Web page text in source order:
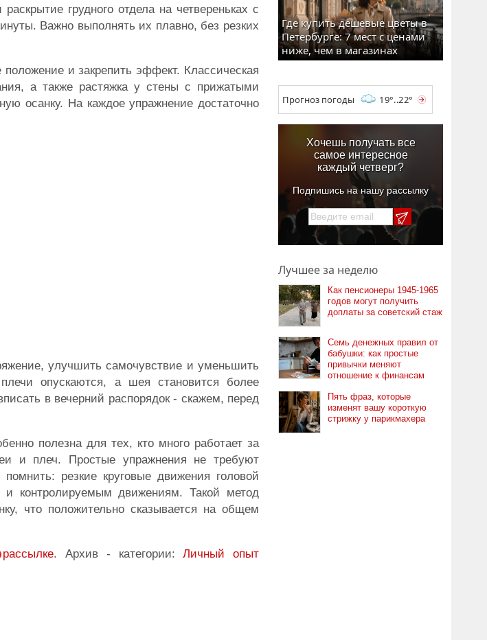
грудного отдела на четвереньках с
Важно выполнять их плавно, без резких
и закрепить эффект. Классическая
а также растяжка у стены с прижатыми
осанку. На каждое упражнение достаточно
улучшить самочувствие и уменьшить
опускаются, а шея становится более
в вечерний распорядок - скажем, перед
полезна для тех, кто много работает за
и плеч. Простые упражнения не требуют
резкие круговые движения головой
и контролируемым движениям. Такой метод
что положительно сказывается на общем
рассылке. Архив - категории:Личный опыт
Где купить дешевые цветы в
Петербурге: 7 мест с ценами
ниже, чем в магазинах
Прогноз погоды 19°..22°
Хочешь получать все
самое интересное
каждый четверг?
Подпишись на нашу рассылку
Лучшее за неделю
Как пенсионеры 1945-1965
годов могут получить
доплаты за советский стаж
Семь денежных правил от
бабушки: как простые
привычки меняют
отношение к финансам
Пять фраз, которые
изменят вашу короткую
стрижку у парикмахера